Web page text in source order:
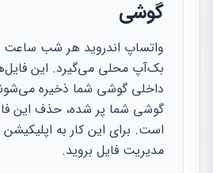
گوشی
بک‌آپ محلی می‌گیرد. این
داخلی گوشی شما ذخیره
گوشی شما پر شده، حذف این
مدیریت فایل بروید.